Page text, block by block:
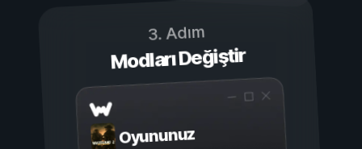
3. Adım
Modları Değiştir
Oyununuz